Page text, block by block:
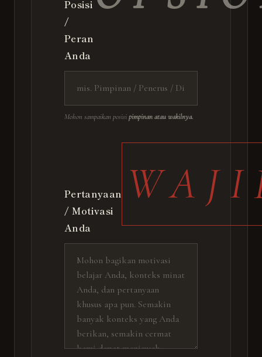
Posisi
/
Peran
Anda
Mohon sampaikan posisipimpinan atau wakilnya.
Pertanyaan
/ Motivasi
Anda